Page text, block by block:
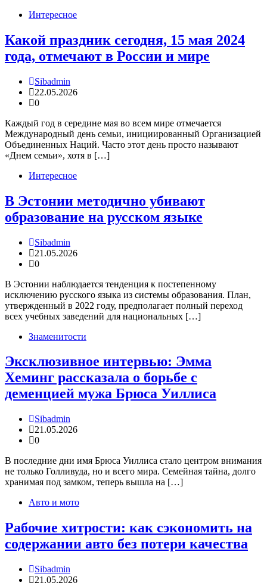
Интересное
Какой праздник сегодня, 15 мая 2024
года, отмечают в России и мире
Sibadmin
22.05.2026
0
Каждый год в середине мая во всем мире отмечается
Международный день семьи, инициированный Организацией
Объединенных Наций. Часто этот день просто называют
«Днем семьи», хотя в […]
Интересное
В Эстонии методично убивают
образование на русском языке
Sibadmin
21.05.2026
0
В Эстонии наблюдается тенденция к постепенному
исключению русского языка из системы образования. План,
утвержденный в 2022 году, предполагает полный переход
всех учебных заведений для национальных […]
Знаменитости
Эксклюзивное интервью: Эмма
Хеминг рассказала о борьбе с
деменцией мужа Брюса Уиллиса
Sibadmin
21.05.2026
0
В последние дни имя Брюса Уиллиса стало центром внимания
не только Голливуда, но и всего мира. Семейная тайна, долго
хранимая под замком, теперь вышла на […]
Авто и мото
Рабочие хитрости: как сэкономить на
содержании авто без потери качества
Sibadmin
21.05.2026